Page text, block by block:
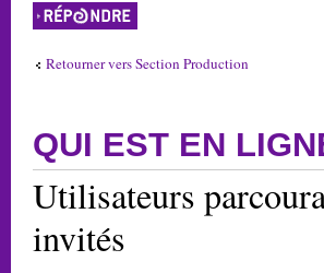
Répondre
Retourner vers Section Production
QUI EST EN
Utilisateurs
invités